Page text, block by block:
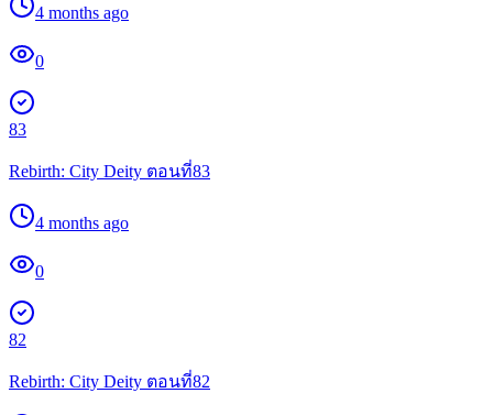
4 months ago
0
83
Rebirth: City Deity ตอนที่83
4 months ago
0
82
Rebirth: City Deity ตอนที่82